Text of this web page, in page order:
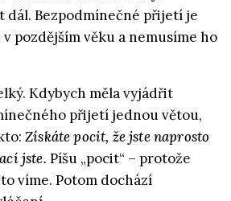
dál. Bezpodmínečné přijetí je
pozdějším věku a nemusíme ho
Kdybych měla vyjádřit
přijetí jednou větou,
Získáte pocit, že jste naprosto
jste. Píšu „pocit“ – protože
víme. Potom dochází